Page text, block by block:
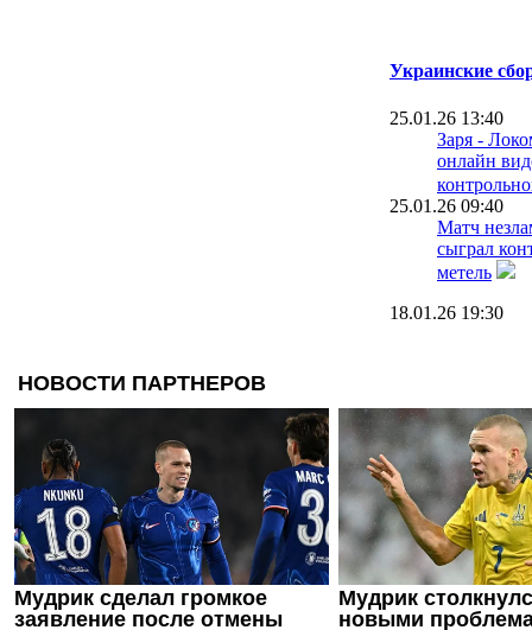
Украинские
25.01.26 13:40
Заря -
онлайн
25.01.26 09:40
Матч
сыграл
метель
18.01.26 19:30
с
17.01.26 10:30
Как